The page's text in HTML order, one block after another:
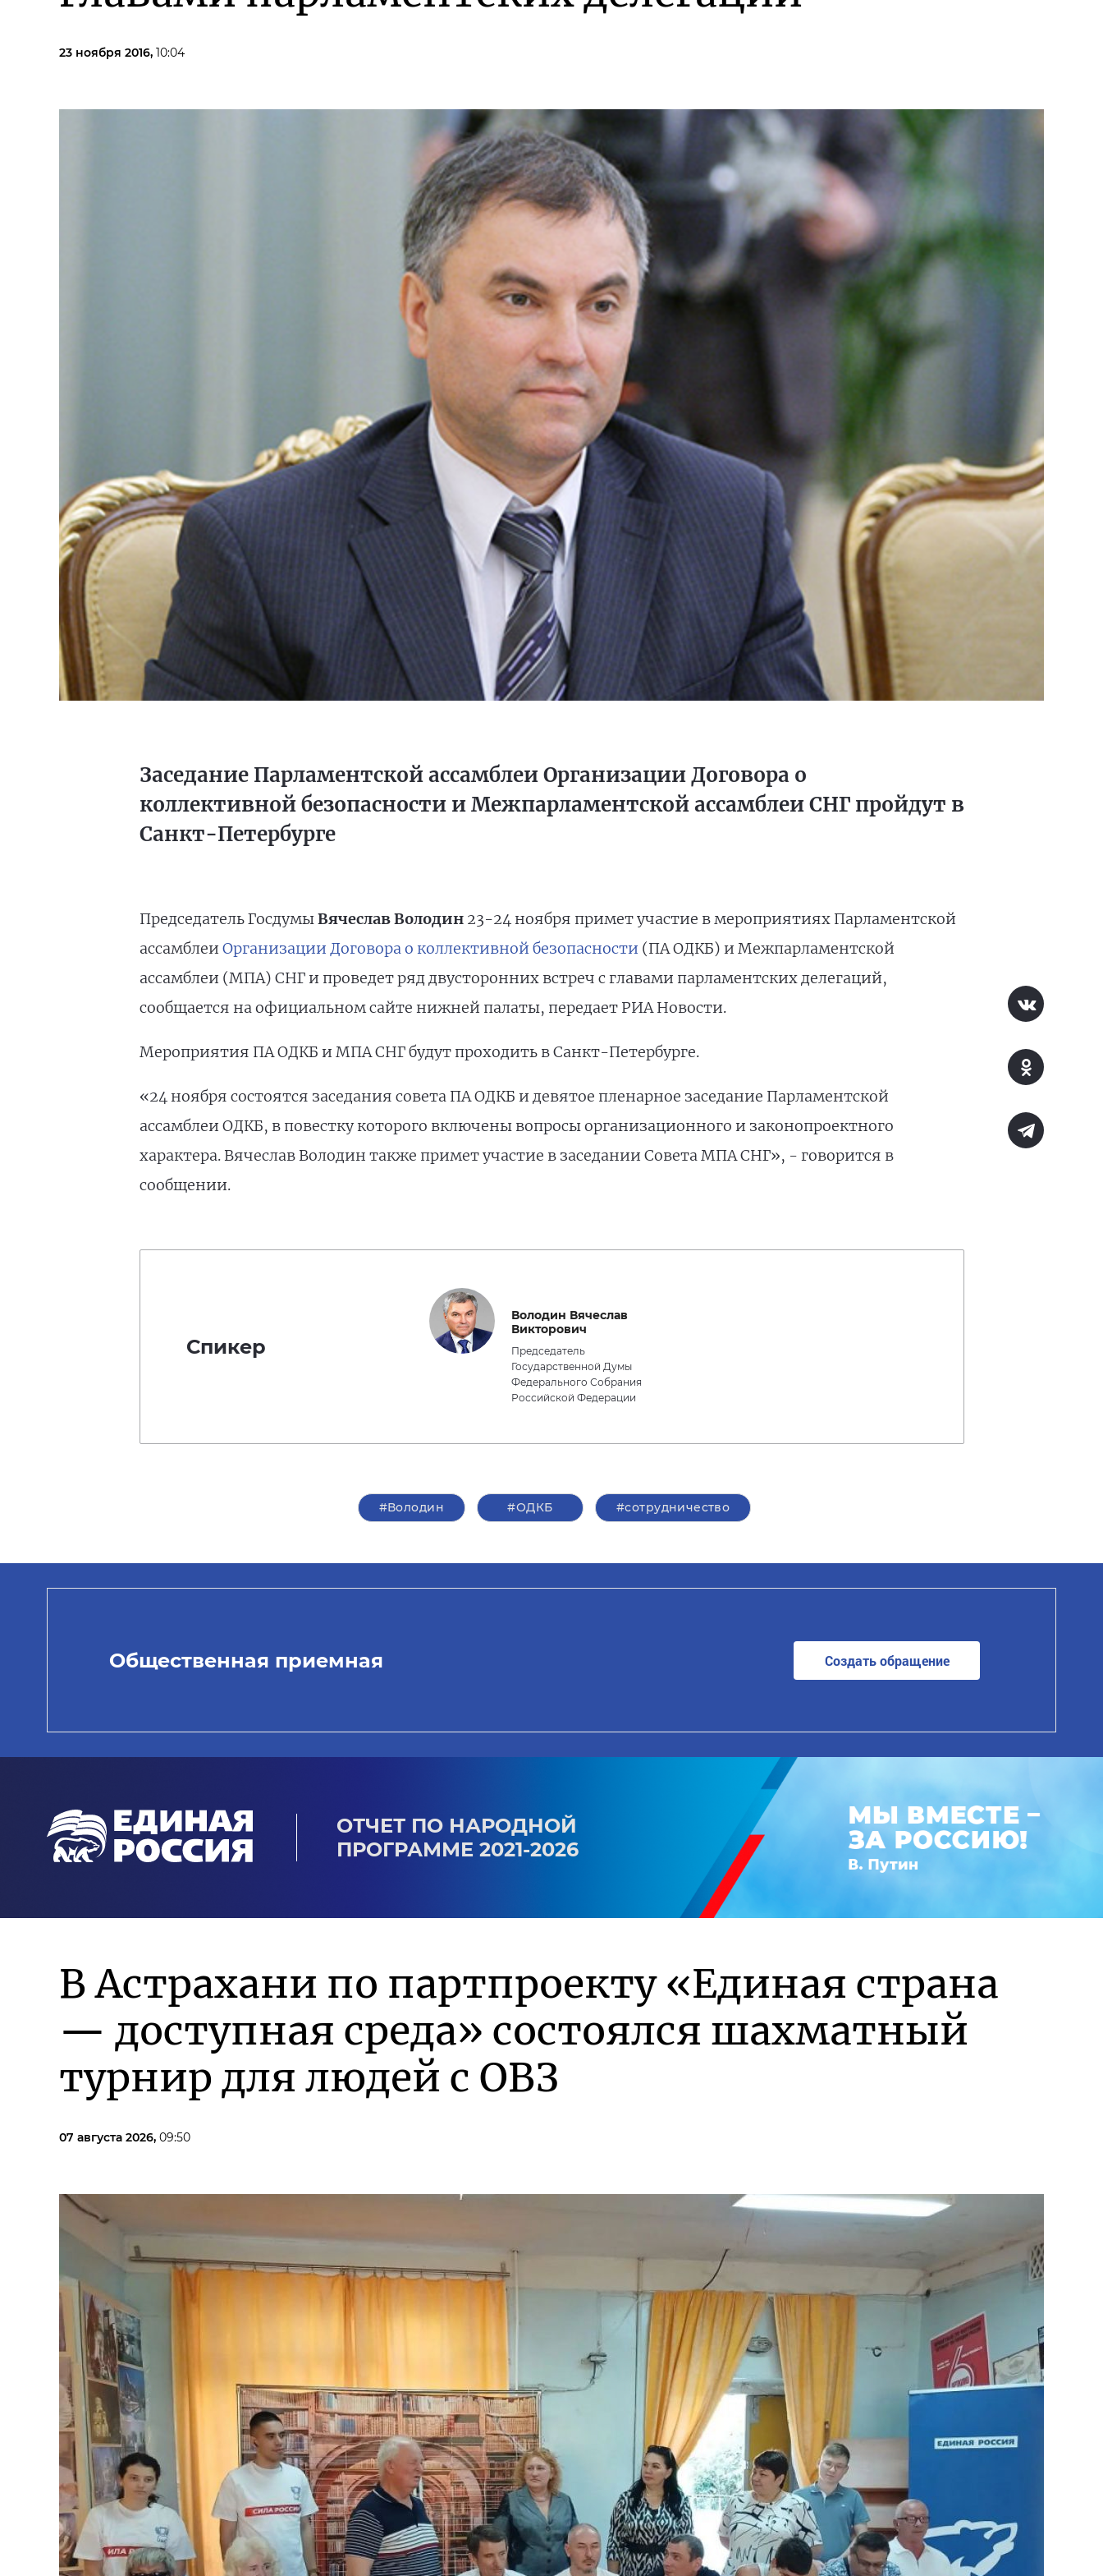
23 ноября 2016, 10:04
Заседание Парламентской ассамблеи Организации Договора о
коллективной безопасности и Межпарламентской ассамблеи СНГ пройдут в
Санкт-Петербурге
Председатель ГосдумыВячеслав Володин23-24 ноября примет участие в мероприятиях Парламентской
ассамблеи Организации Договора о коллективной безопасности (ПА ОДКБ) и Межпарламентской
ассамблеи (МПА) СНГ и проведет ряд двусторонних встреч с главами парламентских делегаций,
сообщается на официальном сайте нижней палаты, передает РИА Новости.
Мероприятия ПА ОДКБ и МПА СНГ будут проходить в Санкт-Петербурге.
«24 ноября состоятся заседания совета ПА ОДКБ и девятое пленарное заседание Парламентской
ассамблеи ОДКБ, в повестку которого включены вопросы организационного и законопроектного
характера. Вячеслав Володин также примет участие в заседании Совета МПА СНГ», - говорится в
сообщении.
Спикер
Володин Вячеслав
Викторович
Председатель
Государственной Думы
Федерального Собрания
Российской Федерации
#Володин #ОДКБ #сотрудничество
Общественная приемная Создать обращение
ОТЧЕТ ПО НАРОДНОЙ
ПРОГРАММЕ 2021-2026
В Астрахани по партпроекту «Единая страна
— доступная среда» состоялся шахматный
турнир для людей с ОВЗ
07 августа 2026, 09:50